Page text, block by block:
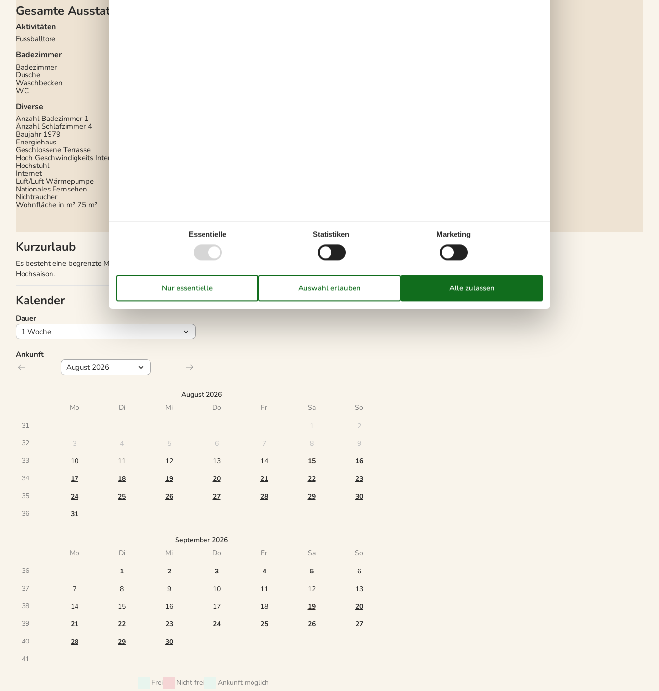
Gesamte Ausstattung
Aktivitäten
Fussballtore
Badezimmer
Badezimmer
Dusche
Waschbecken
WC
Diverse
Anzahl Badezimmer 1
Anzahl Schlafzimmer 4
Baujahr 1979
Energiehaus
Geschlossene Terrasse
Hoch Geschwindigkeits Internet
Hochstuhl
Internet
Luft/Luft Wärmepumpe
Nationales Fernsehen
Nichtraucher
Wohnfläche in m² 75 m²
Kurzurlaub
Es besteht eine begrenzte Möglichkeit das ganze Jahr einen Kurzurlaub zu machen, typischerweise außerhalb der
Hochsaison.
Kalender
Ankunft
August 2026
Mo
Di Mi Do Fr Sa
So
31
1
2
32
3 4 5 6 7 8
9
33
10 11 12 13 14 15
16
34
17 18 19 20 21 22
23
35
24 25 26 27 28 29
30
36
31
September 2026
Mo
Di Mi Do Fr Sa
So
36
1 2 3 4 5
6
37
7 8 9 10 11 12
13
38
14 15 16 17 18 19
20
39
21 22 23 24 25 26
27
40
28 29
30
41
Frei Nicht frei Ankunft möglich
Dauer
Essentielle Statistiken Marketing